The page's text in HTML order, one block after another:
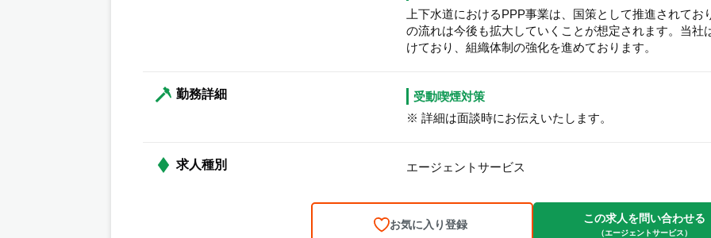
上下水道におけるPPP事業は、国策として推進されて
の流れは今後も拡大していくことが想定されます。当社
けており、組織体制の強化を進めております。
勤務詳細
受動喫煙対策
※ 詳細は面談時にお伝えいたします。
求人種別 エージェントサービス
お気に入り登録 この求人を問い合わせる
（エージェントサービス）